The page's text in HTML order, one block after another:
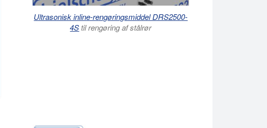
Ultrasonisk inline-rengøringsmiddel DRS2500-
4Stil rengøring af stålrør